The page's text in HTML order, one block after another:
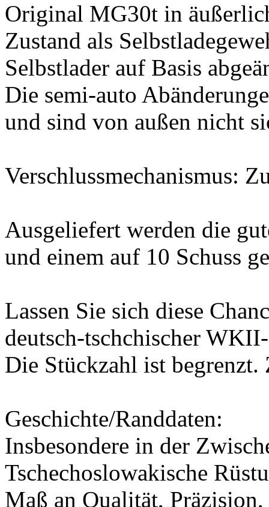
Original MG30t in
Zustand als
Selbstlader auf Basis
Die semi-auto
und sind von außen nicht
Verschlussmechanismus:
Ausgeliefert werden die
und einem auf 10 Schuss
Lassen Sie sich diese
deutsch-tschchischer
Die Stückzahl ist
Geschichte/Randdaten:
Insbesondere in der
Tschechoslowakische
Maß an Qualität,